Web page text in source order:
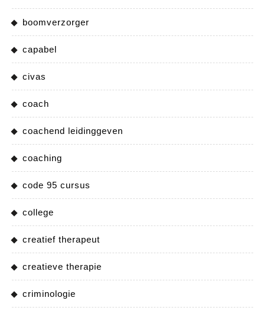
boomverzorger
capabel
civas
coach
coachend leidinggeven
coaching
code 95 cursus
college
creatief therapeut
creatieve therapie
criminologie